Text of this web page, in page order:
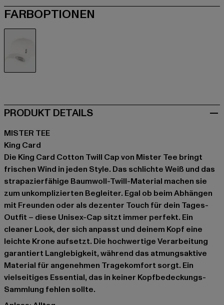
FARBOPTIONEN
PRODUKT DETAILS
MISTER TEE
King Card
Die King Card Cotton Twill Cap von Mister Tee bringt
frischen Wind in jeden Style. Das schlichte Weiß und das
strapazierfähige Baumwoll-Twill-Material machen sie
zum unkomplizierten Begleiter. Egal ob beim Abhängen
mit Freunden oder als dezenter Touch für dein Tages-
Outfit – diese Unisex-Cap sitzt immer perfekt. Ein
cleaner Look, der sich anpasst und deinem Kopf eine
leichte Krone aufsetzt. Die hochwertige Verarbeitung
garantiert Langlebigkeit, während das atmungsaktive
Material für angenehmen Tragekomfort sorgt. Ein
vielseitiges Essential, das in keiner Kopfbedeckungs-
Sammlung fehlen sollte.